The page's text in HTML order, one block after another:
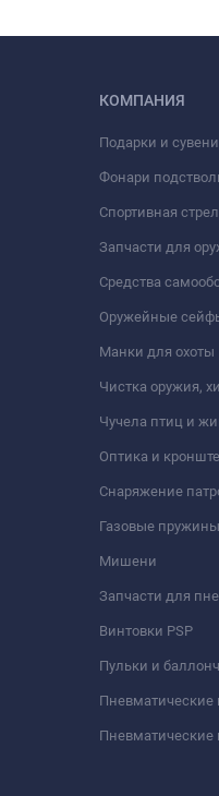
КОМПАНИЯ
Подарки и
Фонари
Спортивная
Запчасти для
Средства
Оружейные
Манки для охоты
Чистка оружия,
Чучела птиц и
Оптика и
Снаряжение
Газовые пружины
Мишени
Запчасти для
Винтовки PSP
Пульки и
Пневматические
Пневматические